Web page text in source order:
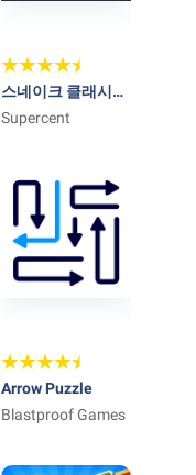
스네이크 클래시
(Snake Clash)
Supercent
Arrow Puzzle
Blastproof Games